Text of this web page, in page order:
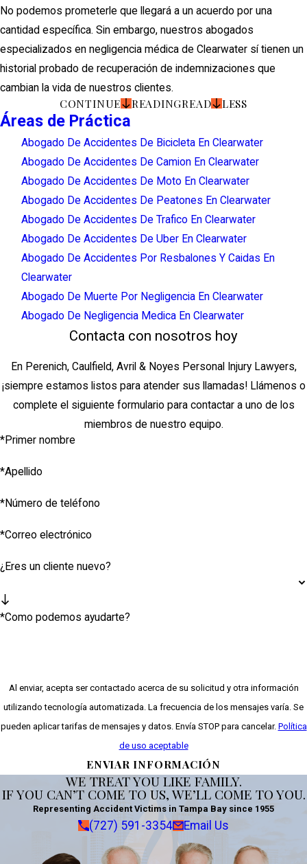
No podemos prometerle que llegará a un acuerdo por una
cantidad específica. Sin embargo, nuestros abogados
especializados en negligencia médica de Clearwater sí tienen un
historial probado de recuperación de indemnizaciones que
cambian la vida de nuestros clientes.
CONTINUE READINGREAD LESS
Áreas de Práctica
Abogado De Accidentes De Bicicleta En Clearwater
Abogado De Accidentes De Camion En Clearwater
Abogado De Accidentes De Moto En Clearwater
Abogado De Accidentes De Peatones En Clearwater
Abogado De Accidentes De Trafico En Clearwater
Abogado De Accidentes De Uber En Clearwater
Abogado De Accidentes Por Resbalones Y Caidas En
Clearwater
Abogado De Muerte Por Negligencia En Clearwater
Abogado De Negligencia Medica En Clearwater
Contacta con nosotros hoy
En Perenich, Caulfield, Avril & Noyes Personal Injury Lawyers,
¡siempre estamos listos para atender sus llamadas! Llámenos o
complete el siguiente formulario para contactar a uno de los
miembros de nuestro equipo.
*Primer nombre
*Apellido
*Número de teléfono
*Correo electrónico
¿Eres un cliente nuevo?
*Como podemos ayudarte?
Al enviar, acepta ser contactado acerca de su solicitud y otra información
utilizando tecnología automatizada. La frecuencia de los mensajes varía. Se
pueden aplicar tarifas de mensajes y datos. Envía STOP para cancelar. Política
de uso aceptable
ENVIAR INFORMACIÓN
WE TREAT YOU LIKE FAMILY.
IF YOU CAN’T COME TO US, WE’LL COME TO YOU.
Representing Accident Victims in Tampa Bay since 1955
(727) 591-3354 Email Us